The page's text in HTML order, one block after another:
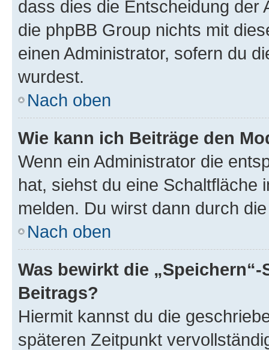
dass dies die Entscheidung der
die phpBB Group nichts mit
einen Administrator, sofern du
wurdest.
Nach oben
Wie kann ich Beiträge den
Wenn ein Administrator die
hat, siehst du eine Schaltfläche
melden. Du wirst dann durch
Nach oben
Was bewirkt die
Beitrags?
Hiermit kannst du die
späteren Zeitpunkt